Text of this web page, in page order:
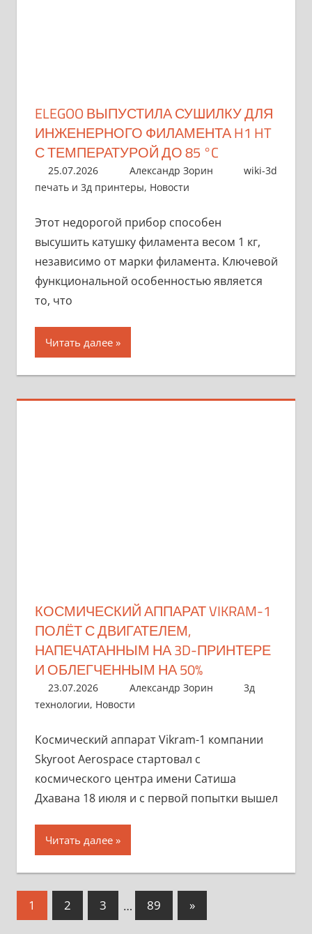
ELEGOO ВЫПУСТИЛА СУШИЛКУ ДЛЯ
ИНЖЕНЕРНОГО ФИЛАМЕНТА H1 HT
С ТЕМПЕРАТУРОЙ ДО 85 °C
25.07.2026 Александр Зорин
wiki-3d
печать и 3д принтеры, Новости
Этот недорогой прибор способен
высушить катушку филамента весом 1 кг,
независимо от марки филамента. Ключевой
функциональной особенностью является
то, что
Читать далее
КОСМИЧЕСКИЙ АППАРАТ VIKRAM-1
ПОЛЁТ С ДВИГАТЕЛЕМ,
НАПЕЧАТАННЫМ НА 3D-ПРИНТЕРЕ
И ОБЛЕГЧЕННЫМ НА 50%
23.07.2026 Александр Зорин
3д
технологии, Новости
Космический аппарат Vikram-1 компании
Skyroot Aerospace стартовал с
космического центра имени Сатиша
Дхавана 18 июля и с первой попытки вышел
Читать далее
1 2 3 … 89 »